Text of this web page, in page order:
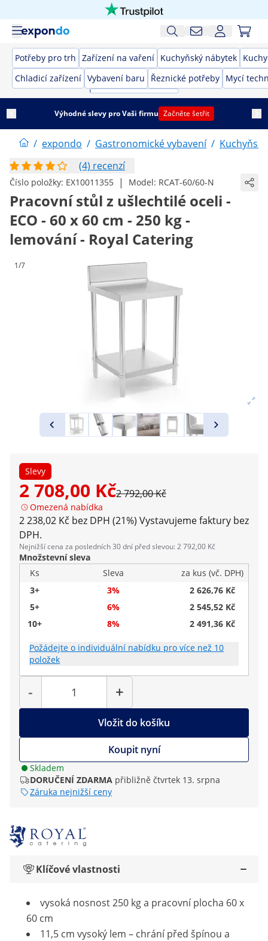
Potřeby pro trh Zařízení na vaření Kuchyňský nábytek
Chladicí zařízení Vybavení baru Řeznické potřeby Mycí
Výhodné slevy pro Vaši firmu Začněte šetřit
/ expondo / Gastronomické vybavení /
(4) recenzí
Číslo položky: EX10011355 | Model: RCAT-60/60-N
Pracovní stůl z ušlechtilé oceli -
ECO - 60 x 60 cm - 250 kg -
lemování - Royal Catering
1/7
Slevy
2 708,00 Kč2 792,00 Kč
Omezená nabídka
2 238,02 Kč bez DPH (21%) Vystavujeme faktury bez
DPH.
Nejnižší cena za posledních 30 dní před slevou: 2 792,00 Kč
Množstevní sleva
Ks
Sleva
za kus (vč. DPH)
3+
3%
2 626,76 Kč
5+
6%
2 545,52 Kč
10+
8% 2 491,36 Kč
Požádejte o individuální nabídku pro více než 10
položek
-
Počet
+
Vložit do košíku
Koupit nyní
Skladem
DORUČENÍ ZDARMA přibližně čtvrtek 13. srpna
Záruka nejnižší ceny
Klíčové vlastnosti
vysoká nosnost 250 kg a pracovní plocha 60 x
60 cm
11,5 cm vysoký lem – chrání před špínou a